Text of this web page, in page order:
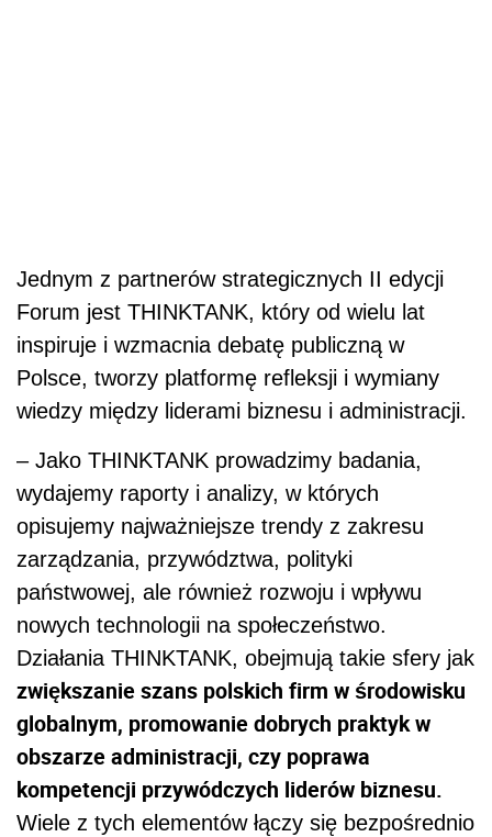
Jednym z partnerów strategicznych II edycji
Forum jest THINKTANK, który od wielu lat
inspiruje i wzmacnia debatę publiczną w
Polsce, tworzy platformę refleksji i wymiany
wiedzy między liderami biznesu i administracji.
– Jako THINKTANK prowadzimy badania,
wydajemy raporty i analizy, w których
opisujemy najważniejsze trendy z zakresu
zarządzania, przywództwa, polityki
państwowej, ale również rozwoju i wpływu
nowych technologii na społeczeństwo.
Działania THINKTANK, obejmują takie sfery jak
zwiększanie szans polskich firm w środowisku
globalnym, promowanie dobrych praktyk w
obszarze administracji, czy poprawa
kompetencji przywódczych liderów biznesu.
Wiele z tych elementów łączy się bezpośrednio